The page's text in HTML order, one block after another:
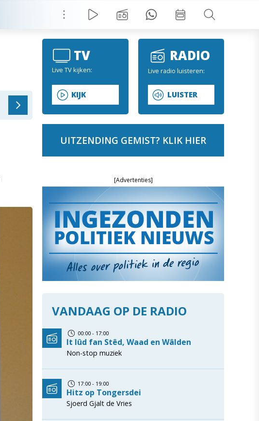
TV
Live TV kijken:
KIJK
RADIO
Live radio luisteren:
LUISTER
UITZENDING GEMIST? KLIK HIER
[Advertenties]
VANDAAG OP DE RADIO
00:00 - 17:00
It lûd fan Stêd, Waad en Wâlden
Non-stop muziek
17:00 - 19:00
Hitz op Tongersdei
Sjoerd Gjalt de Vries